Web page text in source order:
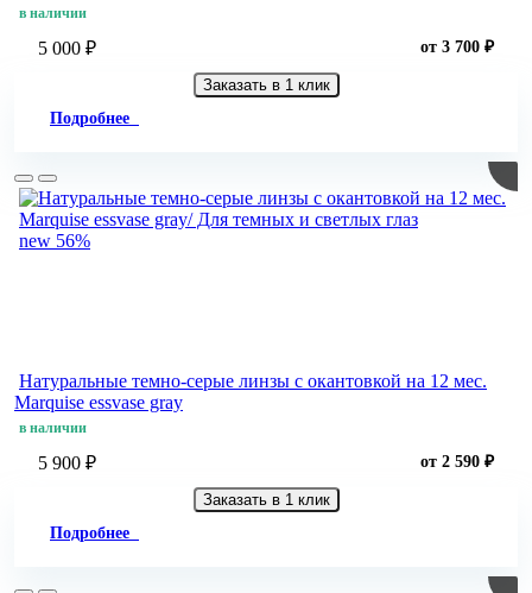
в наличии
5 000 ₽ от 3 700 ₽
Заказать в 1 клик
Подробнее
new 56%
Натуральные темно-серые линзы c окантовкой на 12 мес.
Marquise essvase gray
в наличии
5 900 ₽ от 2 590 ₽
Заказать в 1 клик
Подробнее